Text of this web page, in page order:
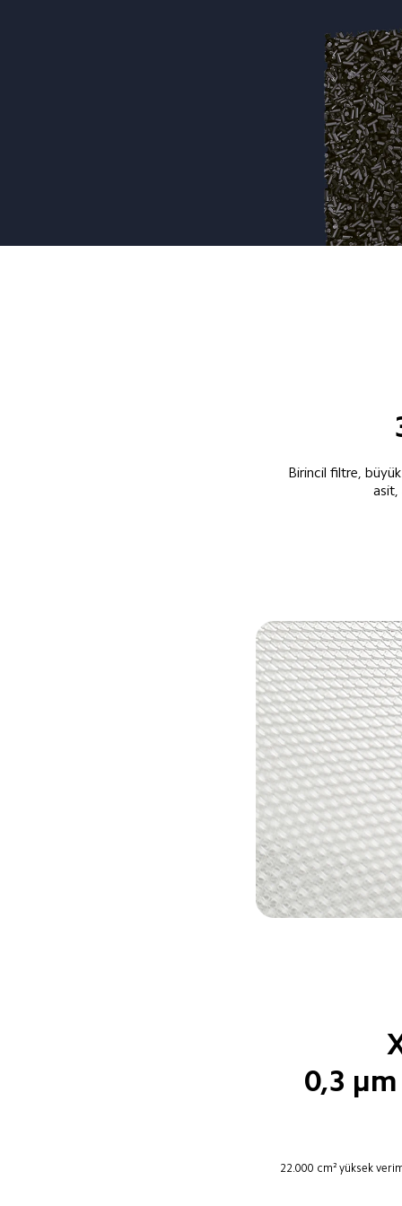
Birincil filtre, büyük
asit,
0,3
22.000 cm² yüksek